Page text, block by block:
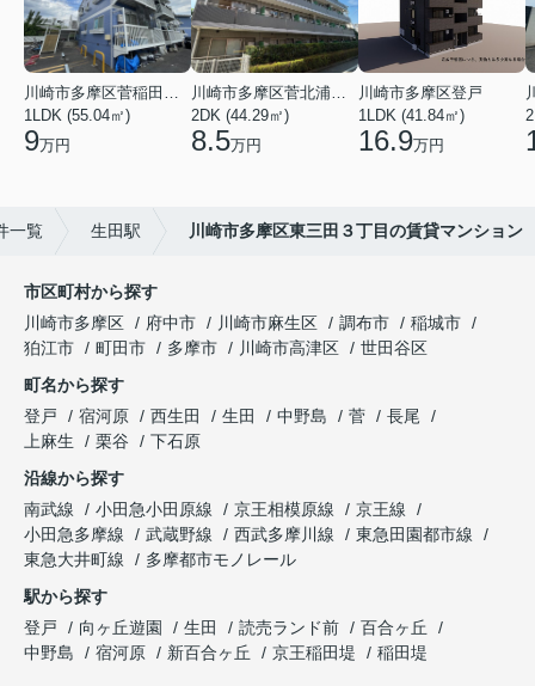
川崎市多摩区菅稲田堤２丁目
1LDK (55.04㎡)
9万円
川崎市多摩区菅北浦２丁目
2DK (44.29㎡)
8.5万円
川崎市多摩区登戸
1LDK (41.84㎡)
16.9万円
一覧 生田駅 川崎市多摩区東三田３丁目の賃貸マンション
市区町村から探す
川崎市多摩区
府中市 川崎市麻生区 調布市
稲城市
狛江市
町田市 多摩市 川崎市高津区
世田谷区
町名から探す
登戸
宿河原 西生田 生田 中野島 菅
長尾
上麻生
栗谷
下石原
沿線から探す
南武線
小田急小田原線 京王相模原線
京王線
小田急多摩線
武蔵野線 西武多摩川線
東急田園都市線
東急大井町線
多摩都市モノレール
駅から探す
登戸
向ヶ丘遊園 生田 読売ランド前
百合ヶ丘
中野島
宿河原 新百合ヶ丘 京王稲田堤 稲田堤